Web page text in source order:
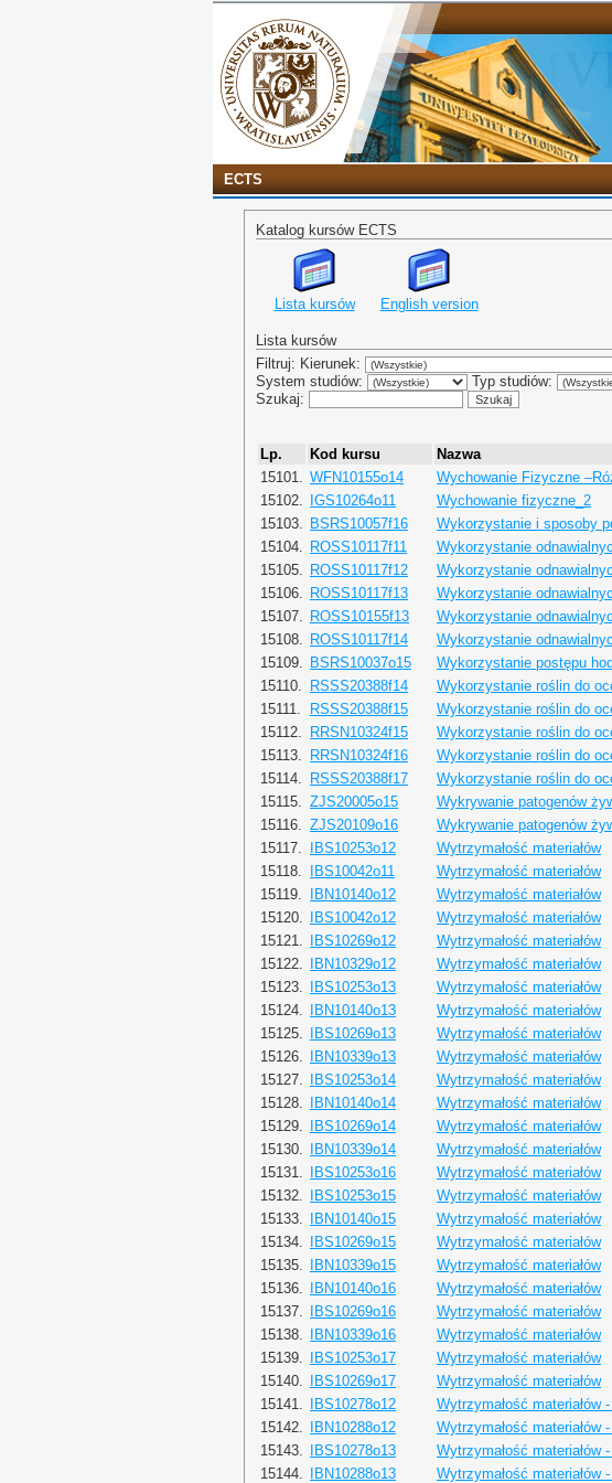
ECTS
Katalog kursów ECTS
Lista kursów English version
Lista kursów
Filtruj: Kierunek:
System studiów:
Typ studiów:
Szukaj:
Lp. Kod kursu Nazwa
15101. WFN10155o14 Wychowanie Fizyczne
15102.
IGS10264o11 Wychowanie fizyczne_2
15103. BSRS10057f16 Wykorzystanie i sposoby
15104. ROSS10117f11 Wykorzystanie
15105. ROSS10117f12 Wykorzystanie
15106. ROSS10117f13 Wykorzystanie
15107. ROSS10155f13 Wykorzystanie
15108. ROSS10117f14 Wykorzystanie
15109. BSRS10037o15 Wykorzystanie postępu
15110.
RSSS20388f14 Wykorzystanie roślin do
15111.
RSSS20388f15 Wykorzystanie roślin do
15112.
RRSN10324f15 Wykorzystanie roślin do
15113.
RRSN10324f16 Wykorzystanie roślin do
15114.
RSSS20388f17 Wykorzystanie roślin do
15115. ZJS20005o15 Wykrywanie patogenów
15116. ZJS20109o16 Wykrywanie patogenów
15117.
IBS10253o12 Wytrzymałość materiałów
15118.
IBS10042o11 Wytrzymałość materiałów
15119.
IBN10140o12 Wytrzymałość materiałów
15120.
IBS10042o12 Wytrzymałość materiałów
15121.
IBS10269o12 Wytrzymałość materiałów
15122.
IBN10329o12 Wytrzymałość materiałów
15123.
IBS10253o13 Wytrzymałość materiałów
15124.
IBN10140o13 Wytrzymałość materiałów
15125.
IBS10269o13 Wytrzymałość materiałów
15126.
IBN10339o13 Wytrzymałość materiałów
15127.
IBS10253o14 Wytrzymałość materiałów
15128.
IBN10140o14 Wytrzymałość materiałów
15129.
IBS10269o14 Wytrzymałość materiałów
15130.
IBN10339o14 Wytrzymałość materiałów
15131.
IBS10253o16 Wytrzymałość materiałów
15132.
IBS10253o15 Wytrzymałość materiałów
15133.
IBN10140o15 Wytrzymałość materiałów
15134.
IBS10269o15 Wytrzymałość materiałów
15135.
IBN10339o15 Wytrzymałość materiałów
15136.
IBN10140o16 Wytrzymałość materiałów
15137.
IBS10269o16 Wytrzymałość materiałów
15138.
IBN10339o16 Wytrzymałość materiałów
15139.
IBS10253o17 Wytrzymałość materiałów
15140.
IBS10269o17 Wytrzymałość materiałów
15141.
IBS10278o12 Wytrzymałość materiałów
15142.
IBN10288o12 Wytrzymałość materiałów
15143.
IBS10278o13 Wytrzymałość materiałów
15144.
IBN10288o13 Wytrzymałość materiałów